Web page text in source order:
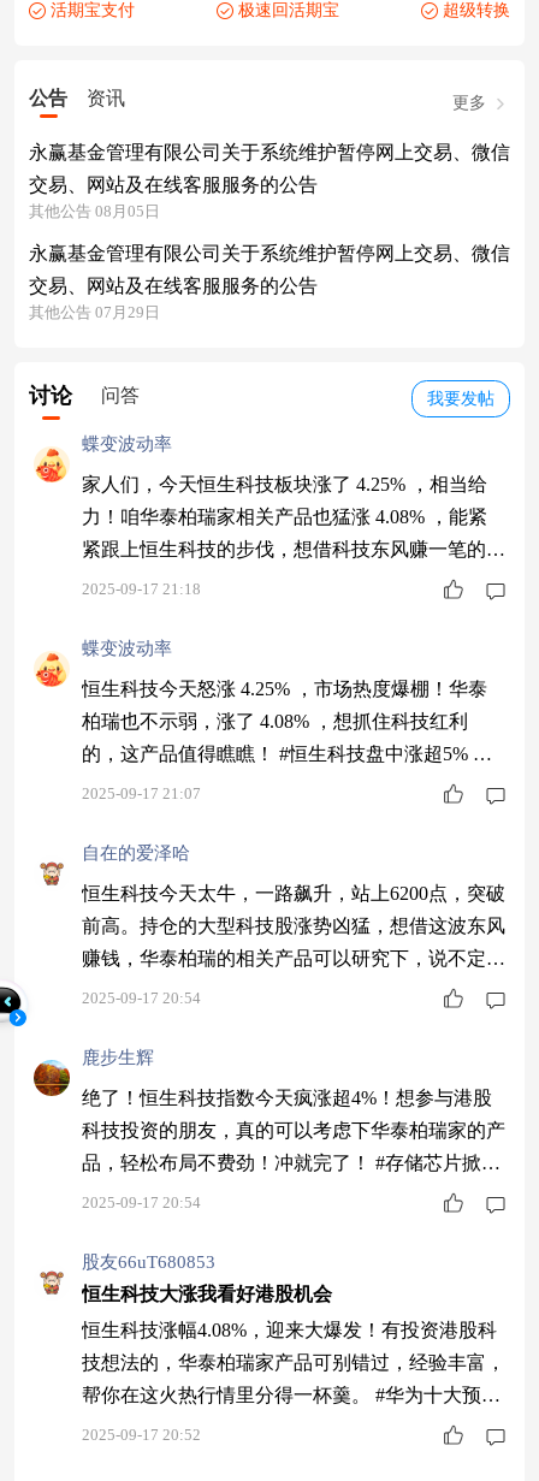
活期宝支付 极速回活期宝 超级转换
公告 资讯 更多
永赢基金管理有限公司关于系统维护暂停网上交易、微信
交易、网站及在线客服服务的公告
其他公告 08月05日
永赢基金管理有限公司关于系统维护暂停网上交易、微信
交易、网站及在线客服服务的公告
其他公告 07月29日
我要发帖
讨论 问答
蝶变波动率
家人们，今天恒生科技板块涨了 4.25% ，相当给
力！咱华泰柏瑞家相关产品也猛涨 4.08% ，能紧
紧跟上恒生科技的步伐，想借科技东风赚一笔的，
真可以关注下！ #存储芯片掀涨价潮！投资机会几
2025-09-17 21:18
蝶变波动率
恒生科技今天怒涨 4.25% ，市场热度爆棚！华泰
柏瑞也不示弱，涨了 4.08% ，想抓住科技红利
的，这产品值得瞧瞧！ #恒生科技盘中涨超5% 港
股缘何疯狂？#
2025-09-17 21:07
自在的爱泽哈
恒生科技今天太牛，一路飙升，站上6200点，突破
前高。持仓的大型科技股涨势凶猛，想借这波东风
赚钱，华泰柏瑞的相关产品可以研究下，说不定能
助你一臂之力！#金价狂飙破3700！机构：5000美
2025-09-17 20:54
鹿步生辉
绝了！恒生科技指数今天疯涨超4%！想参与港股
科技投资的朋友，真的可以考虑下华泰柏瑞家的产
品，轻松布局不费劲！冲就完了！ #存储芯片掀涨
价潮！投资机会几何？#
2025-09-17 20:54
股友66uT680853
恒生科技大涨我看好港股机会
恒生科技涨幅4.08%，迎来大爆发！有投资港股科
技想法的，华泰柏瑞家产品可别错过，经验丰富，
帮你在这火热行情里分得一杯羹。 #华为十大预
测：算力将暴增10万倍# #机器人迎新催化：马斯
2025-09-17 20:52